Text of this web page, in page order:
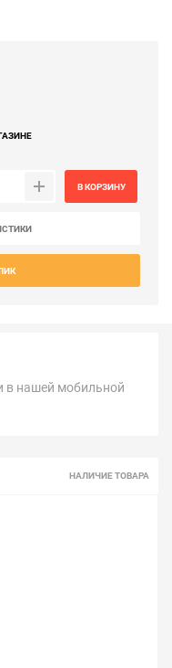
В КОРЗИНУ
в нашей мобильной
НАЛИЧИЕ ТОВАРА